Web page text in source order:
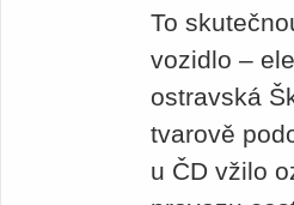
To
vozidlo –
ostravská
tvarově
u ČD vžilo